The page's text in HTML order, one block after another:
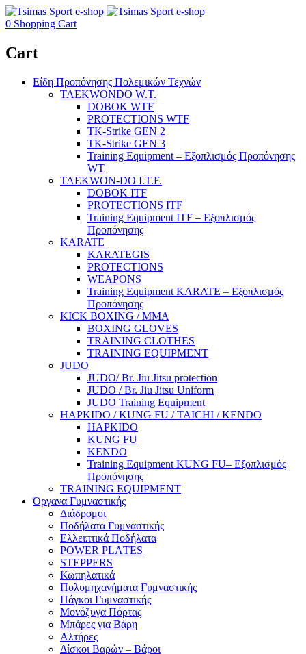
0 Shopping Cart
Cart
Είδη Προπόνησης Πολεμικών Τεχνών
TAEKWONDO W.T.
DOBOK WTF
PROTECTIONS WTF
TK-Strike GEN 2
TK-Strike GEN 3
Training Equipment – Εξοπλισμός Προπόνησης
WT
TAEKWON-DO I.T.F.
DOBOK ITF
PROTECTIONS ITF
Training Equipment ITF – Εξοπλισμός
Προπόνησης
KARATE
KARATEGIS
PROTECTIONS
WEAPONS
Training Equipment KARATE – Εξοπλισμός
Προπόνησης
KICK BOXING / MMA
BOXING GLOVES
TRAINING CLOTHES
TRAINING EQUIPMENT
JUDO
JUDO/ Br. Jiu Jitsu protection
JUDO / Br. Jiu Jitsu Uniform
JUDO Training Equipment
HAPKIDO / KUNG FU / TAICHI / KENDO
HAPKIDO
KUNG FU
KENDO
Training Equipment KUNG FU– Εξοπλισμός
Προπόνησης
TRAINING EQUIPMENT
Όργανα Γυμναστικής
Διάδρομοι
Ποδήλατα Γυμναστικής
Ελλειπτικά Ποδήλατα
POWER PLΑTES
STEPPERS
Κωπηλατικά
Πολυμηχανήματα Γυμναστικής
Πάγκοι Γυμναστικής
Μονόζυγα Πόρτας
Μπάρες για Βάρη
Αλτήρες
Δίσκοι Βαρών – Βάροι